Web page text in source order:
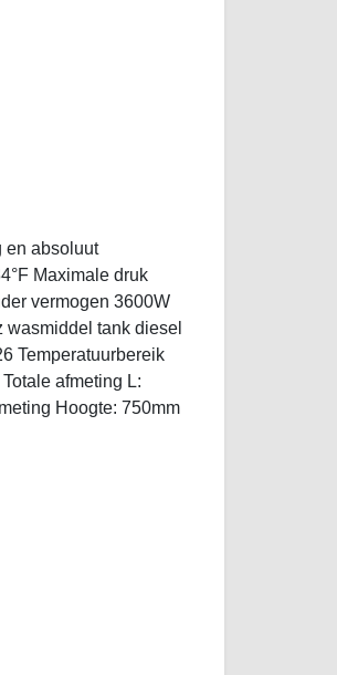
en absoluut
Maximale druk
vermogen 3600W
wasmiddel tank diesel
Temperatuurbereik
afmeting L:
Hoogte: 750mm